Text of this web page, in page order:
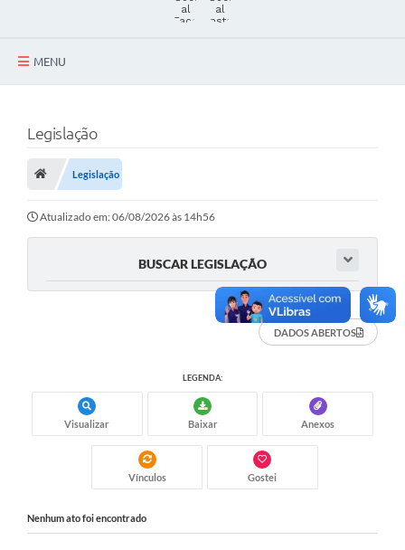
MENU
Secretarias
Legislação
Atos Municipais
Aldir Blanc (PNAB)
Arquivos para Download
PROCON
Legislação
Legislação
Atualizado em: 06/08/2026 às 14h56
BUSCAR LEGISLAÇÃO
DADOS ABERTOS
LEGENDA:
Visualizar Baixar Anexos
Vínculos Gostei
Nenhum ato foi encontrado